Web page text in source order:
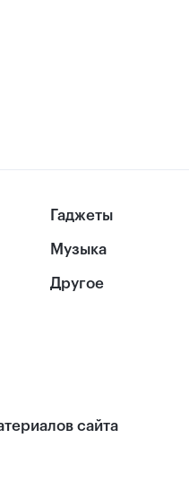
Гаджеты
Музыка
Другое
сайта